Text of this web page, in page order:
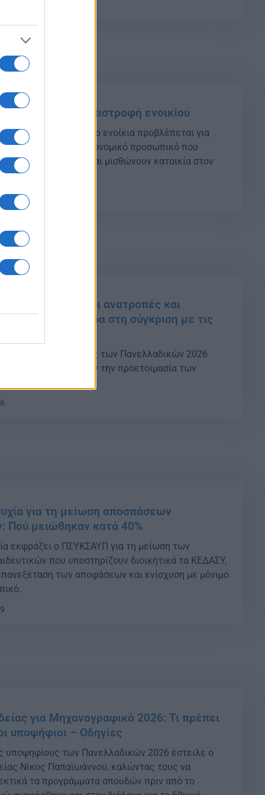
Ποιοί παίρνουν επιστροφή ενοικίου
αντιστοιχεί σε δύο ενοίκια προβλέπεται για
ΕΕΠ-ΕΒΠ και υγειονομικό προσωπικό που
περιφέρεια και μισθώνουν κατοικία στον
μάθημα φέρνει ανατροπές και
– Η μεγάλη παγίδα στη σύγκριση με τις
στις επιδόσεις των Πανελλαδικών 2026
και δυσκολεύουν την προετοιμασία των
για τη μείωση αποσπάσεων
Πού μειώθηκαν κατά 40%
εκφράζει ο ΠΣΥΚΣΑΥΠ για τη μείωση των
που υποστηρίζουν διοικητικά τα ΚΕΔΑΣΥ,
των αποφάσεων και ενίσχυση με μόνιμο
για Μηχανογραφικό 2026: Τι πρέπει
υποψήφιοι – Οδηγίες
υποψηφίους των Πανελλαδικών 2026 έστειλε ο
Νίκος Παπαϊωάννου, καλώντας τους να
τα προγράμματα σπουδών πριν από το